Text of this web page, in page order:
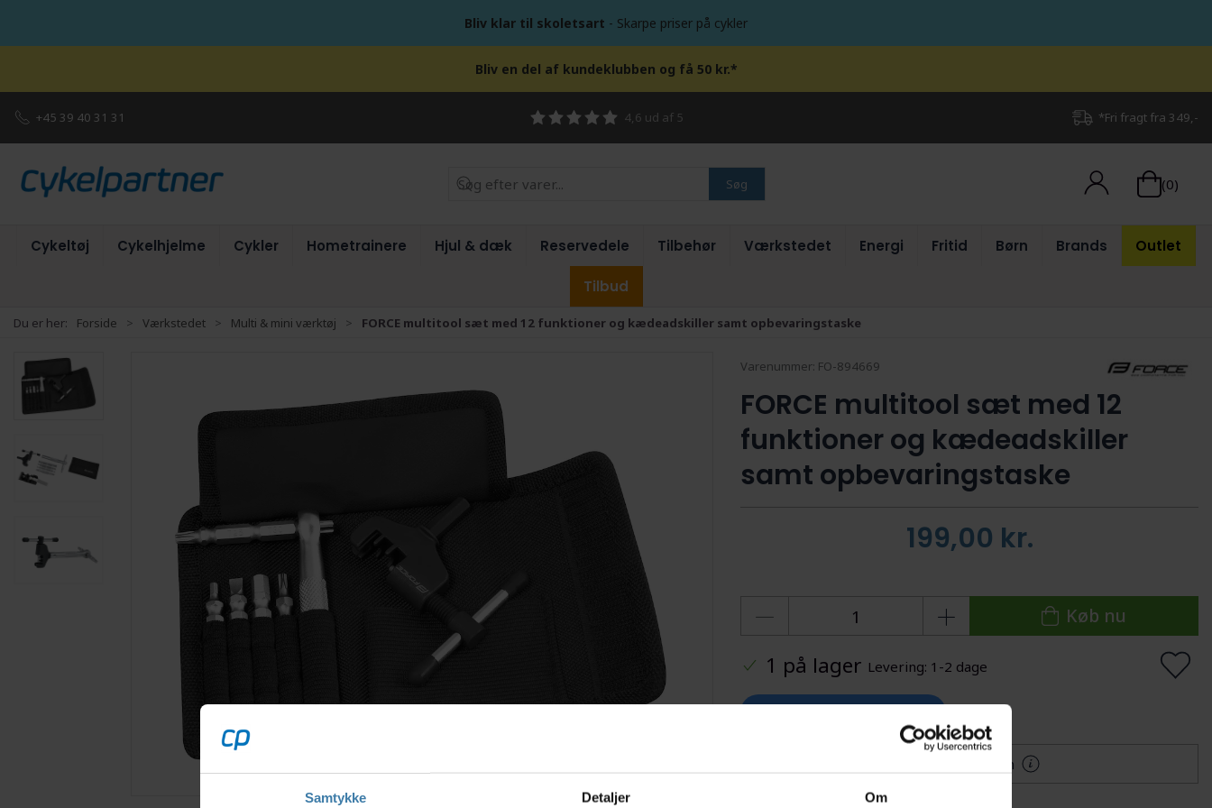
Samtykke Detaljer Om
Bliv klar til skoletsart - Skarpe priser på cykler
Bliv en del af kundeklubben og få 50 kr.*
+45 39 40 31 31 4,6 ud af 5 *Fri fragt fra 349,-
Søg (0)
Cykeltøj Cykelhjelme Cykler Hometrainere Hjul & dæk Reservedele Tilbehør Værkstedet Energi Fritid Børn Brands Outlet
Tilbud
Du er her: Forside Værkstedet Multi & mini værktøj FORCE multitool sæt med 12 funktioner og kædeadskiller samt opbevaringstaske
Varenummer: FO-894669
FORCE multitool sæt med 12
funktioner og kædeadskiller
samt opbevaringstaske
199,00 kr.
Køb nu
1 på lager Levering: 1-2 dage
Mere information